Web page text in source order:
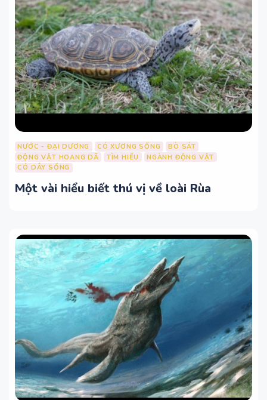
NƯỚC - ĐẠI DƯƠNG CÓ XƯƠNG SỐNG
BÒ SÁT
ĐỘNG VẬT HOANG DÃ
TÌM HIỂU
NGÀNH ĐỘNG VẬT
CÓ DÂY SỐNG
Một vài hiểu biết thú vị về loài Rùa